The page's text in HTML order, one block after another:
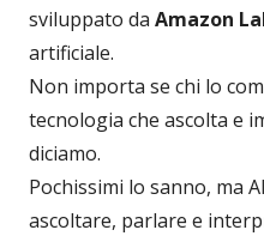
sviluppato da Amazon
artificiale.
Non importa se chi lo
tecnologia che ascolta e
diciamo.
Pochissimi lo sanno, ma
ascoltare, parlare e